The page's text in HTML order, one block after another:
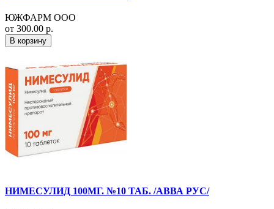
ЮЖФАРМ ООО
от 300.00 р.
В корзину
НИМЕСУЛИД 100МГ. №10 ТАБ. /АВВА РУС/